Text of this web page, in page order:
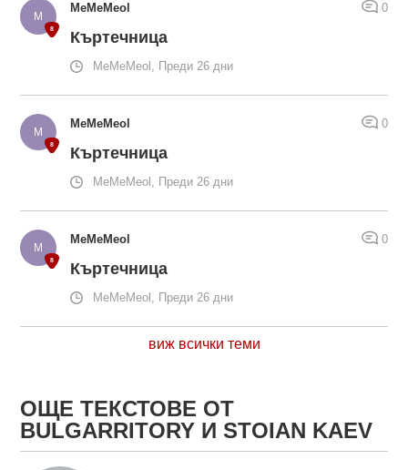
MeMeMeol 0
Къртечница
MeMeMeol, Преди 26 дни
MeMeMeol 0
Къртечница
MeMeMeol, Преди 26 дни
MeMeMeol 0
Къртечница
MeMeMeol, Преди 26 дни
виж всички теми
ОЩЕ ТЕКСТОВЕ ОТ
BULGARRITORY И STOIAN KAEV